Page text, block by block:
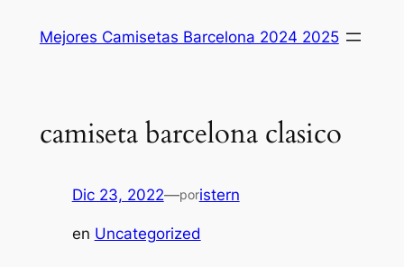
Mejores Camisetas Barcelona 2024 2025
camiseta barcelona clasico
Dic 23, 2022—poristern
en Uncategorized